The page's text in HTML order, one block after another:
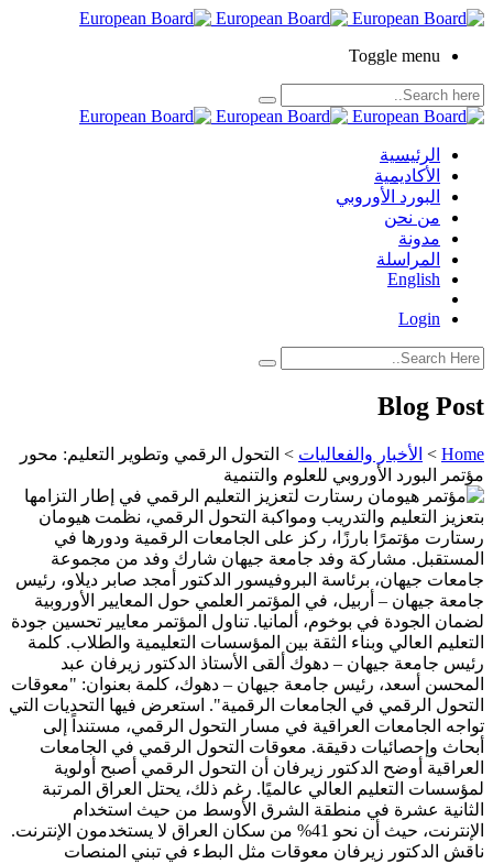
Toggle menu
الرئيسية
الأكاديمية
البورد الأوروبي
من نحن
مدونة
المراسلة
English
Login
Blog Post
Home
> الأخبار والفعاليات > التحول الرقمي وتطوير التعليم: محور
مؤتمر البورد الأوروبي للعلوم والتنمية